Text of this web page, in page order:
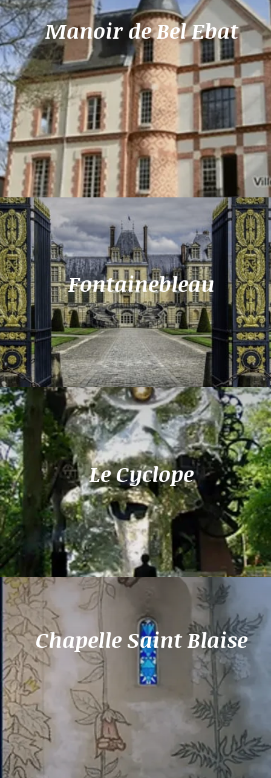
Manoir de Bel Ebat
Fontainebleau
Le Cyclope
Chapelle Saint Blaise